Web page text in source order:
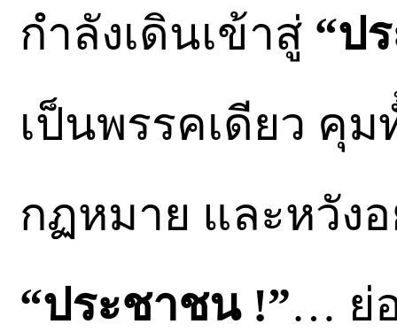
กำลังเดินเข้าสู่ “ป
เป็นพรรคเดียว คุม
กฏหมาย และหวังอ
“ประชาชน !”… ย่